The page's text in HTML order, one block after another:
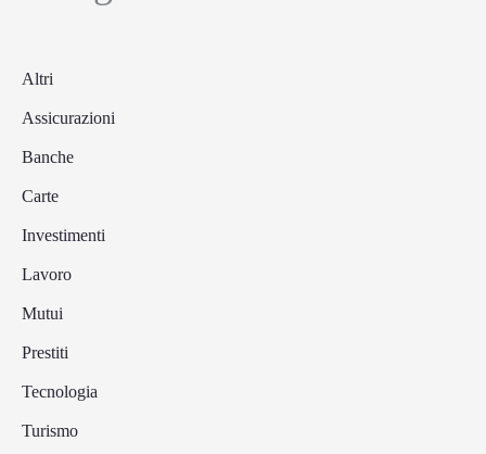
Altri
Assicurazioni
Banche
Carte
Investimenti
Lavoro
Mutui
Prestiti
Tecnologia
Turismo